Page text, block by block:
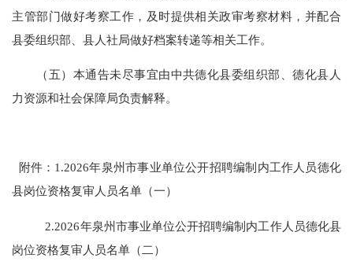
主管部门做好考察工作，及时提供相关政审考察材料，并配合
县委组织部、县人社局做好档案转递等相关工作。
（五）本通告未尽事宜由中共德化县委组织部、德化县人
力资源和社会保障局负责解释。
附件：1.2026年泉州市事业单位公开招聘编制内工作人员德化
县岗位资格复审人员名单（一）
2.2026年泉州市事业单位公开招聘编制内工作人员德化县
岗位资格复审人员名单（二）